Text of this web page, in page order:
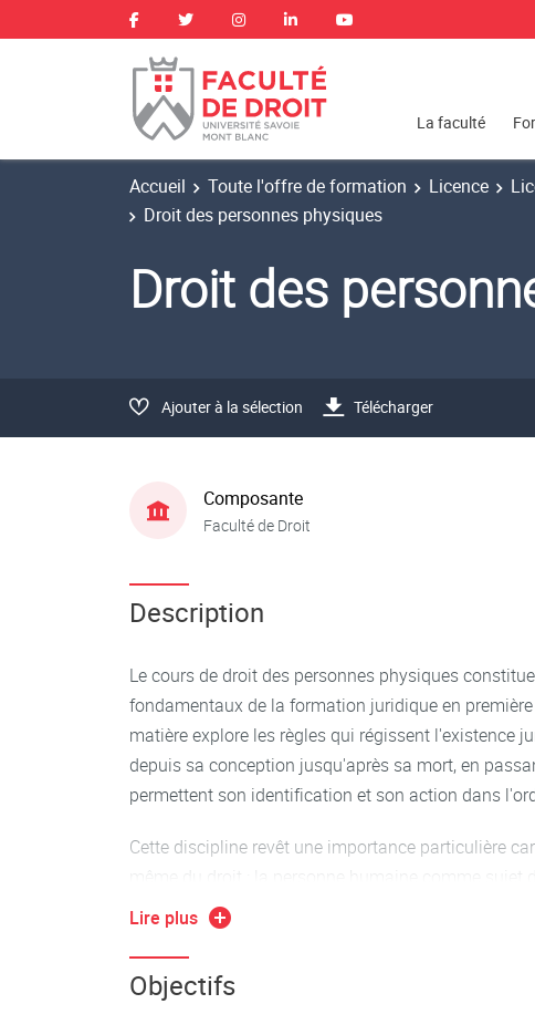
La faculté
Accueil Toute l'offre de formation Licence
Droit des personnes physiques
Droit des
Ajouter à la sélection Télécharger
Composante
Faculté de Droit
Description
Le cours de droit des personnes physiques
fondamentaux de la formation juridique en
matière explore les règles qui régissent l'existence
depuis sa conception jusqu'après sa mort, en
permettent son identification et son action dans
Cette discipline revêt une importance particulière
même du droit : la personne humaine comme sujet
fondements de notre système juridique en
appréhende l'individu, le protège, l'identifie et lui
société. Au-delà de son caractère technique, ce
philosophiques, éthiques et sociétales profondes
Lire plus
Objectifs